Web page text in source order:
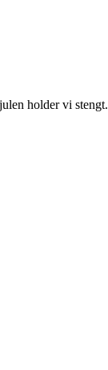
holder vi stengt.